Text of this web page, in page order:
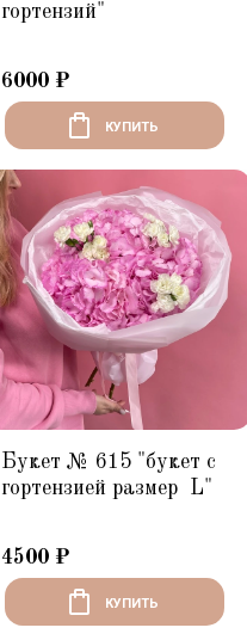
гортензий"
6000 ₽
КУПИТЬ
Букет № 615 "букет с
гортензией размер L"
4500 ₽
КУПИТЬ